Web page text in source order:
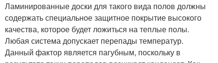
Ламинированные доски для такого вида полов должны
содержать специальное защитное покрытие высокого
качества, которое будет ложиться на теплые полы.
Любая система допускает перепады температур.
Данный фактор является пагубным, поскольку в